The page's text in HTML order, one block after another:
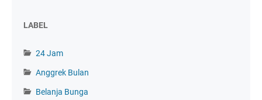
LABEL
24 Jam
Anggrek Bulan
Belanja Bunga